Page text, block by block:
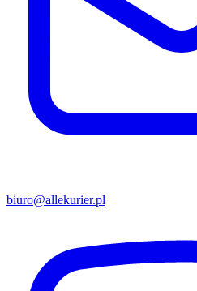
biuro@allekurier.pl